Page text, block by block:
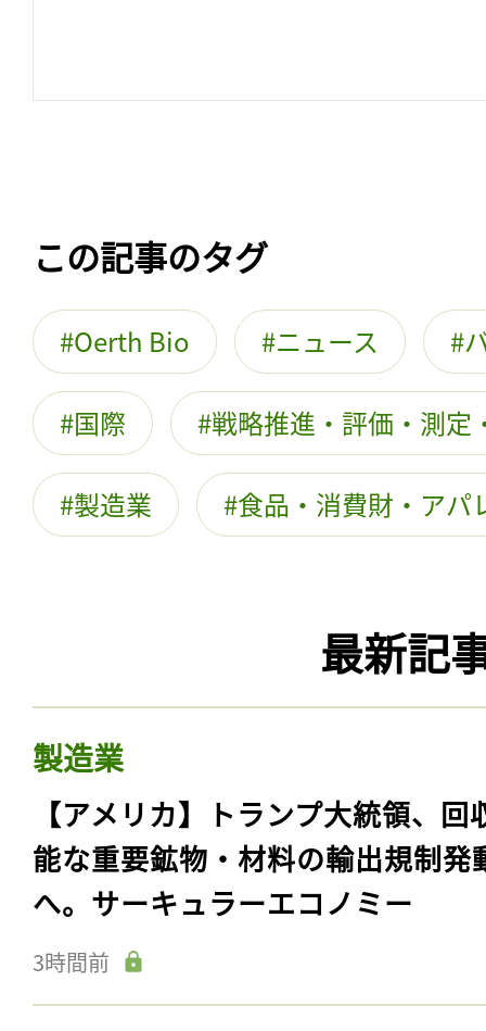
この記事のタグ
Oerth Bio ニュース
国際 戦略推進・評価・測定
製造業 食品・消費財・アパ
最新記
製造業
【アメリカ】トランプ大統領、回
能な重要鉱物・材料の輸出規制発
へ。サーキュラーエコノミー
3時間前